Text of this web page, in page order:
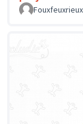
Fouxfeuxrieux